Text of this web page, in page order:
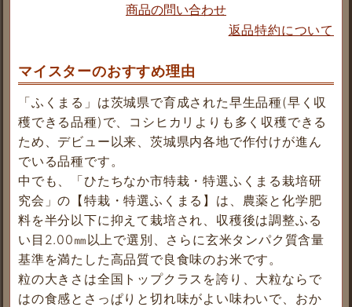
商品の問い合わせ
返品特約について
マイスターのおすすめ理由
「ふくまる」は茨城県で育成された早生品種(早く収
穫できる品種)で、コシヒカリよりも多く収穫できる
ため、デビュー以来、茨城県内各地で作付けが進ん
でいる品種です。
中でも、「ひたちなか市特栽・特選ふくまる栽培研
究会」の【特栽・特選ふくまる】は、農薬と化学肥
料を半分以下に抑えて栽培され、収穫後は調整ふる
い目2.00㎜以上で選別、さらに玄米タンパク質含量
基準を満たした高品質で良食味のお米です。
粒の大きさは全国トップクラスを誇り、大粒ならで
はの食感とさっぱりと切れ味がよい味わいで、おか